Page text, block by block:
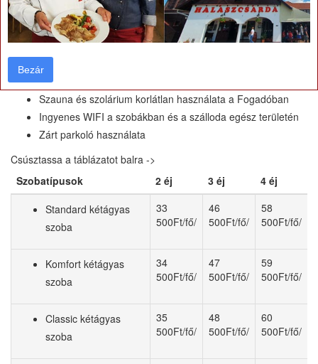
jacuzzi derékmasszírozóval és buzgárral, Kneipp-medence,
aromakabin, 900 C-os finn szauna, 600C-os fényterápiás
szauna, infrakabin, fitnessterem cardió gépekkel)
igénybevétele
Szauna és szolárium korlátlan használata a Fogadóban
Ingyenes WIFI a szobákban és a szálloda egész területén
Zárt parkoló használata
Csúsztassa a táblázatot balra ->
Szobatípusok
2 éj 3 éj
4 éj
Standard kétágyas
szoba
33
500Ft/fő/
46
500Ft/fő/
58
500Ft/fő/
Komfort kétágyas
szoba
34
500Ft/fő/
47
500Ft/fő/
59
500Ft/fő/
Classic kétágyas
szoba
35
500Ft/fő/
48
500Ft/fő/
60
500Ft/fő/
Bezár
Bezár